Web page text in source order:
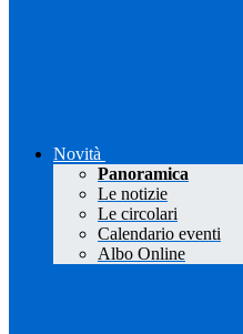
Novità
Panoramica
Le notizie
Le circolari
Calendario eventi
Albo Online